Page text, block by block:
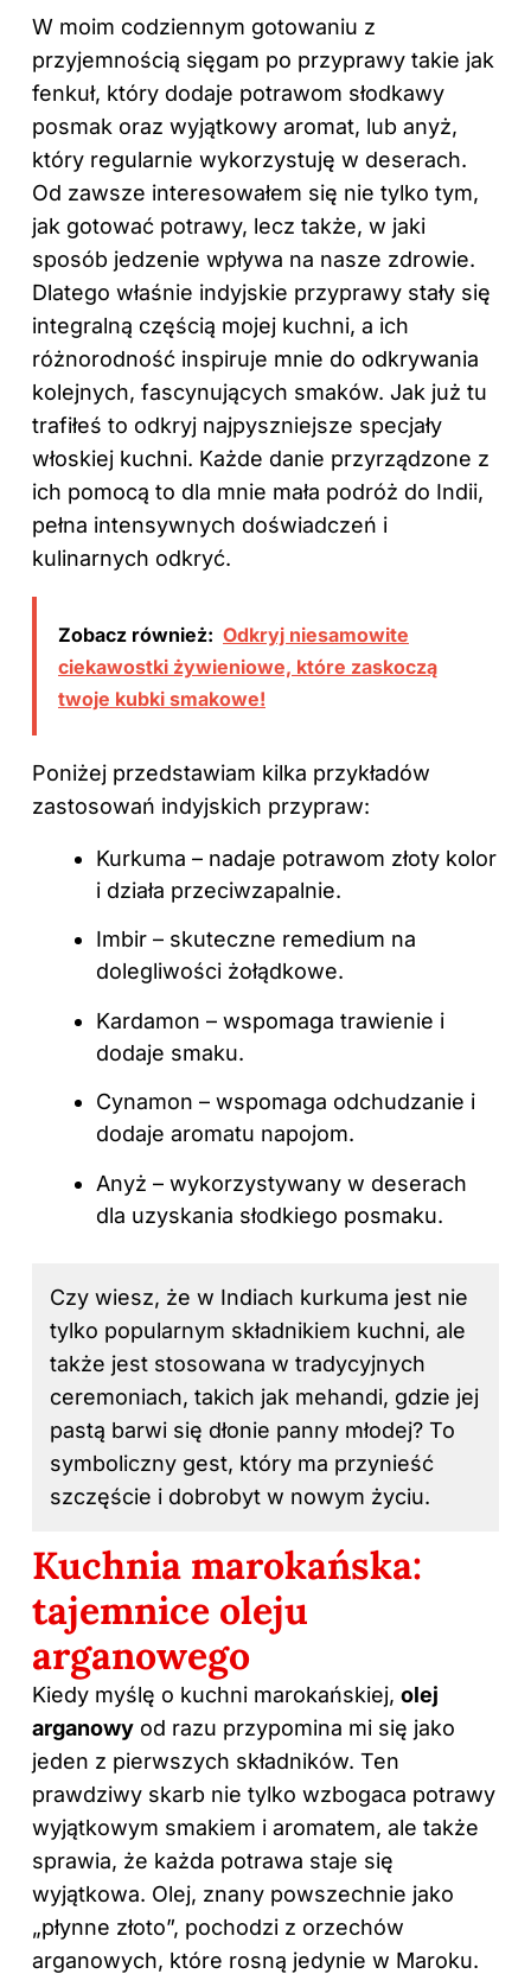
W moim codziennym gotowaniu z
przyjemnością sięgam po przyprawy takie jak
fenkuł, który dodaje potrawom słodkawy
posmak oraz wyjątkowy aromat, lub anyż,
który regularnie wykorzystuję w deserach.
Od zawsze interesowałem się nie tylko tym,
jak gotować potrawy, lecz także, w jaki
sposób jedzenie wpływa na nasze zdrowie.
Dlatego właśnie indyjskie przyprawy stały się
integralną częścią mojej kuchni, a ich
różnorodność inspiruje mnie do odkrywania
kolejnych, fascynujących smaków. Jak już tu
trafiłeś to odkryj najpyszniejsze specjały
włoskiej kuchni. Każde danie przyrządzone z
ich pomocą to dla mnie mała podróż do Indii,
pełna intensywnych doświadczeń i
kulinarnych odkryć.
Zobacz również: Odkryj niesamowite
ciekawostki żywieniowe, które zaskoczą
twoje kubki smakowe!
Poniżej przedstawiam kilka przykładów
zastosowań indyjskich przypraw:
Kurkuma – nadaje potrawom złoty kolor
i działa przeciwzapalnie.
Imbir – skuteczne remedium na
dolegliwości żołądkowe.
Kardamon – wspomaga trawienie i
dodaje smaku.
Cynamon – wspomaga odchudzanie i
dodaje aromatu napojom.
Anyż – wykorzystywany w deserach
dla uzyskania słodkiego posmaku.
Czy wiesz, że w Indiach kurkuma jest nie
tylko popularnym składnikiem kuchni, ale
także jest stosowana w tradycyjnych
ceremoniach, takich jak mehandi, gdzie jej
pastą barwi się dłonie panny młodej? To
symboliczny gest, który ma przynieść
szczęście i dobrobyt w nowym życiu.
Kuchnia marokańska:
tajemnice oleju
arganowego
Kiedy myślę o kuchni marokańskiej, olej
arganowy od razu przypomina mi się jako
jeden z pierwszych składników. Ten
prawdziwy skarb nie tylko wzbogaca potrawy
wyjątkowym smakiem i aromatem, ale także
sprawia, że każda potrawa staje się
wyjątkowa. Olej, znany powszechnie jako
„płynne złoto”, pochodzi z orzechów
arganowych, które rosną jedynie w Maroku.